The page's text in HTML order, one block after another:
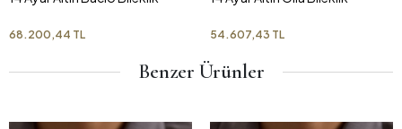
68.200,44 TL 54.607,43 TL
Benzer Ürünler